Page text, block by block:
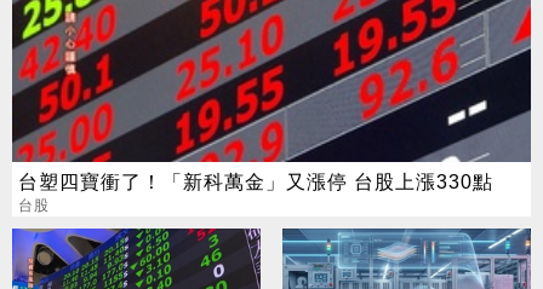
台塑四寶衝了！「新科萬金」又漲停 台股上漲330點
台股